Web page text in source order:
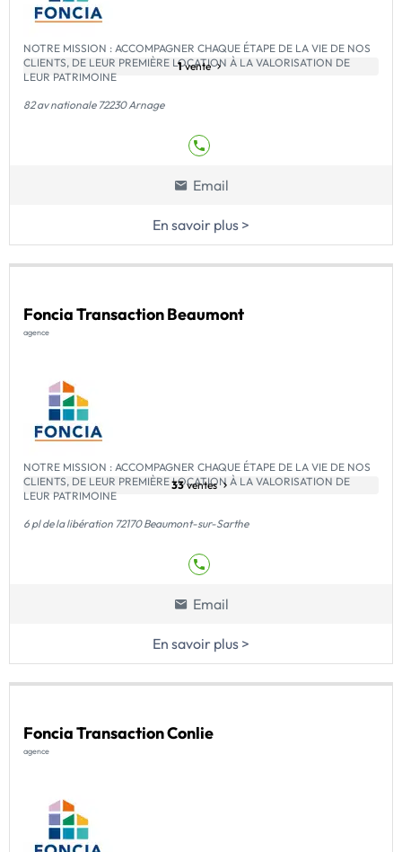
NOTRE MISSION : ACCOMPAGNER CHAQUE ÉTAPE DE LA VIE DE NOS
CLIENTS, DE LEUR PREMIÈRE LOCATION À LA VALORISATION DE
LEUR PATRIMOINE
1vente
82 av nationale 72230 Arnage
Email
En savoir plus >
Foncia Transaction Beaumont
agence
NOTRE MISSION : ACCOMPAGNER CHAQUE ÉTAPE DE LA VIE DE NOS
CLIENTS, DE LEUR PREMIÈRE LOCATION À LA VALORISATION DE
LEUR PATRIMOINE
33ventes
6 pl de la libération 72170 Beaumont-sur-Sarthe
Email
En savoir plus >
Foncia Transaction Conlie
agence